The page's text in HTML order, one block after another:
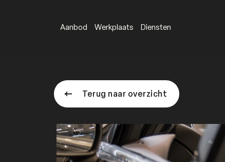
Aanbod Werkplaats Diensten
Terug naar overzicht